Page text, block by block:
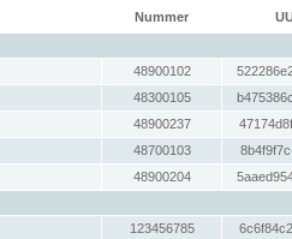
Nummer
48900102
48300105
48900237
48700103
48900204
123456785